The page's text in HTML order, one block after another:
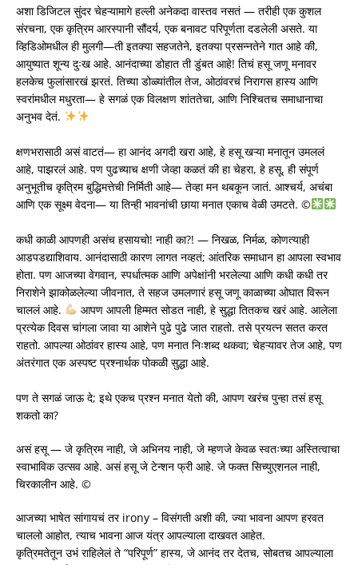
अशा डिजिटल सुंदर चेहऱ्यामागे हल्ली अनेकदा वास्तव नसतं — तरीही एक कुशल
संरचना, एक कृत्रिम आरस्पानी सौंदर्य, एक बनावट परिपूर्णता दडलेली असते. या
व्हिडिओमधील ही मुलगी—ती इतक्या सहजतेने, इतक्या प्रसन्नतेने गात आहे की,
आयुष्यात शून्य दुःख आहे. आनंदाच्या डोहात ती डुंबत आहे! तिचं हसू जणू मनावर
हलकेच फुलांसारखं झरतं. तिच्या डोळ्यांतील तेज, ओठांवरचं निरागस हास्य आणि
स्वरांमधील मधुरता— हे सगळं एक विलक्षण शांततेचा, आणि निश्चितच समाधानाचा
अनुभव देतं.
क्षणभरासाठी असं वाटतं— हा आनंद अगदी खरा आहे, हे हसू खऱ्या मनातून उमललं
आहे, पाझरलं आहे. पण पुढच्याच क्षणी जेव्हा कळतं की हा चेहरा, हे हसू, ही संपूर्ण
अनुभूतीच कृत्रिम बुद्धिमत्तेची निर्मिती आहे— तेव्हा मन थबकून जातं. आश्चर्य, अचंबा
आणि एक सूक्ष्म वेदना— या तिन्ही भावनांची छाया मनात एकाच वेळी उमटते. ©️
कधी काळी आपणही असंच हसायचो! नाही का?! — निखळ, निर्मळ, कोणत्याही
आडपडद्याशिवाय. आनंदासाठी कारण लागत नव्हतं; आंतरिक समाधान हा आपला स्वभाव
होता. पण आजच्या वेगवान, स्पर्धात्मक आणि अपेक्षांनी भरलेल्या आणि कधी कधी तर
निराशेने झाकोळलेल्या जीवनात, ते सहज उमलणारं हसू जणू काळाच्या ओघात विरून
चाललं आहे.
आपण आपली हिम्मत सोडत नाही, हे सुद्धा तितकच खरं आहे. आलेला
प्रत्येक दिवस चांगला जावा या आशेने पुढे पुढे जात राहतो. तसे प्रयत्न सतत करत
राहतो. आपल्या ओठांवर हास्य आहे, पण मनात निःशब्द थकवा; चेहऱ्यावर तेज आहे, पण
अंतरंगात एक अस्पष्ट प्रश्नार्थक पोकळी सुद्धा आहे.
पण ते सगळं जाऊ दे; इथे एकच प्रश्न मनात येतो की, आपण खरंच पुन्हा तसं हसू
शकतो का?
असं हसू — जे कृत्रिम नाही, जे अभिनय नाही, जे म्हणजे केवळ स्वतःच्या अस्तित्वाचा
स्वाभाविक उत्सव आहे. असं हसू जे टेन्शन फ्री आहे. जे फक्त सिच्युएशनल नाही,
चिरकालीन आहे. ©️
आजच्या भाषेत सांगायचं तर irony – विसंगती अशी की, ज्या भावना आपण हरवत
चाललो आहोत, त्याच भावना आज यंत्र आपल्याला दाखवत आहेत.
कृत्रिमतेतून उभं राहिलेलं ते “परिपूर्ण” हास्य, जे आनंद तर देतच, सोबतच आपल्याला